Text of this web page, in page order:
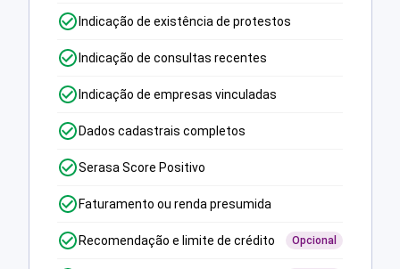
Indicação de existência de protestos
Indicação de consultas recentes
Indicação de empresas vinculadas
Dados cadastrais completos
Serasa Score Positivo
Faturamento ou renda presumida
Recomendação e limite de crédito Opcional